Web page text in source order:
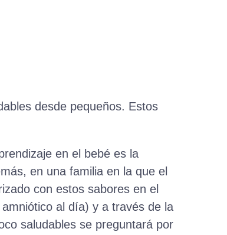
desde pequeños. Estos
en el bebé es la
en una familia en la que el
con estos sabores en el
al día) y a través de la
saludables se preguntará por